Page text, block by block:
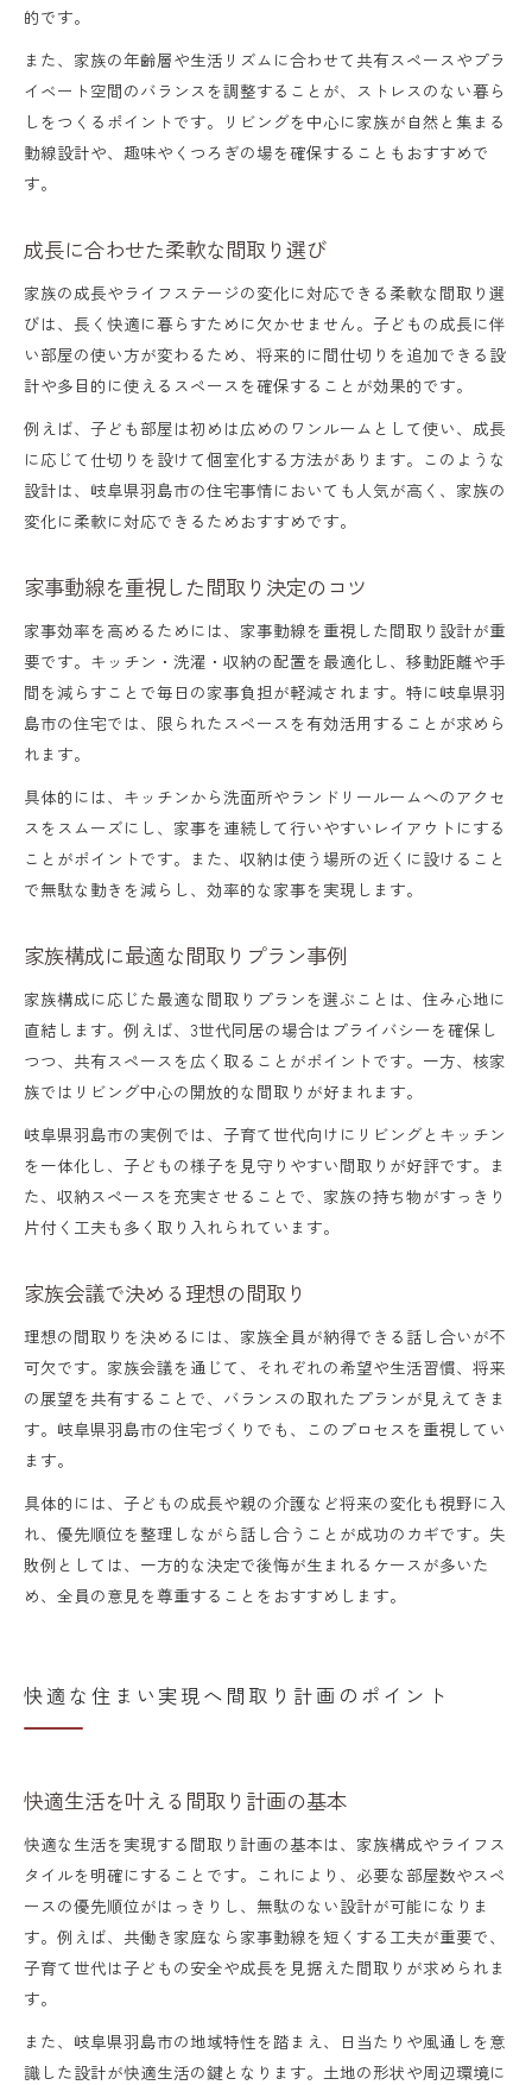
的です。
また、家族の年齢層や生活リズムに合わせて共有スペースやプラ
イベート空間のバランスを調整することが、ストレスのない暮ら
しをつくるポイントです。リビングを中心に家族が自然と集まる
動線設計や、趣味やくつろぎの場を確保することもおすすめで
す。
成長に合わせた柔軟な間取り選び
家族の成長やライフステージの変化に対応できる柔軟な間取り選
びは、長く快適に暮らすために欠かせません。子どもの成長に伴
い部屋の使い方が変わるため、将来的に間仕切りを追加できる設
計や多目的に使えるスペースを確保することが効果的です。
例えば、子ども部屋は初めは広めのワンルームとして使い、成長
に応じて仕切りを設けて個室化する方法があります。このような
設計は、岐阜県羽島市の住宅事情においても人気が高く、家族の
変化に柔軟に対応できるためおすすめです。
家事動線を重視した間取り決定のコツ
家事効率を高めるためには、家事動線を重視した間取り設計が重
要です。キッチン・洗濯・収納の配置を最適化し、移動距離や手
間を減らすことで毎日の家事負担が軽減されます。特に岐阜県羽
島市の住宅では、限られたスペースを有効活用することが求めら
れます。
具体的には、キッチンから洗面所やランドリールームへのアクセ
スをスムーズにし、家事を連続して行いやすいレイアウトにする
ことがポイントです。また、収納は使う場所の近くに設けること
で無駄な動きを減らし、効率的な家事を実現します。
家族構成に最適な間取りプラン事例
家族構成に応じた最適な間取りプランを選ぶことは、住み心地に
直結します。例えば、3世代同居の場合はプライバシーを確保し
つつ、共有スペースを広く取ることがポイントです。一方、核家
族ではリビング中心の開放的な間取りが好まれます。
岐阜県羽島市の実例では、子育て世代向けにリビングとキッチン
を一体化し、子どもの様子を見守りやすい間取りが好評です。ま
た、収納スペースを充実させることで、家族の持ち物がすっきり
片付く工夫も多く取り入れられています。
家族会議で決める理想の間取り
理想の間取りを決めるには、家族全員が納得できる話し合いが不
可欠です。家族会議を通じて、それぞれの希望や生活習慣、将来
の展望を共有することで、バランスの取れたプランが見えてきま
す。岐阜県羽島市の住宅づくりでも、このプロセスを重視してい
ます。
具体的には、子どもの成長や親の介護など将来の変化も視野に入
れ、優先順位を整理しながら話し合うことが成功のカギです。失
敗例としては、一方的な決定で後悔が生まれるケースが多いた
め、全員の意見を尊重することをおすすめします。
快適な住まい実現へ間取り計画のポイント
快適生活を叶える間取り計画の基本
快適な生活を実現する間取り計画の基本は、家族構成やライフス
タイルを明確にすることです。これにより、必要な部屋数やスペ
ースの優先順位がはっきりし、無駄のない設計が可能になりま
す。例えば、共働き家庭なら家事動線を短くする工夫が重要で、
子育て世代は子どもの安全や成長を見据えた間取りが求められま
す。
また、岐阜県羽島市の地域特性を踏まえ、日当たりや風通しを意
識した設計が快適生活の鍵となります。土地の形状や周辺環境に